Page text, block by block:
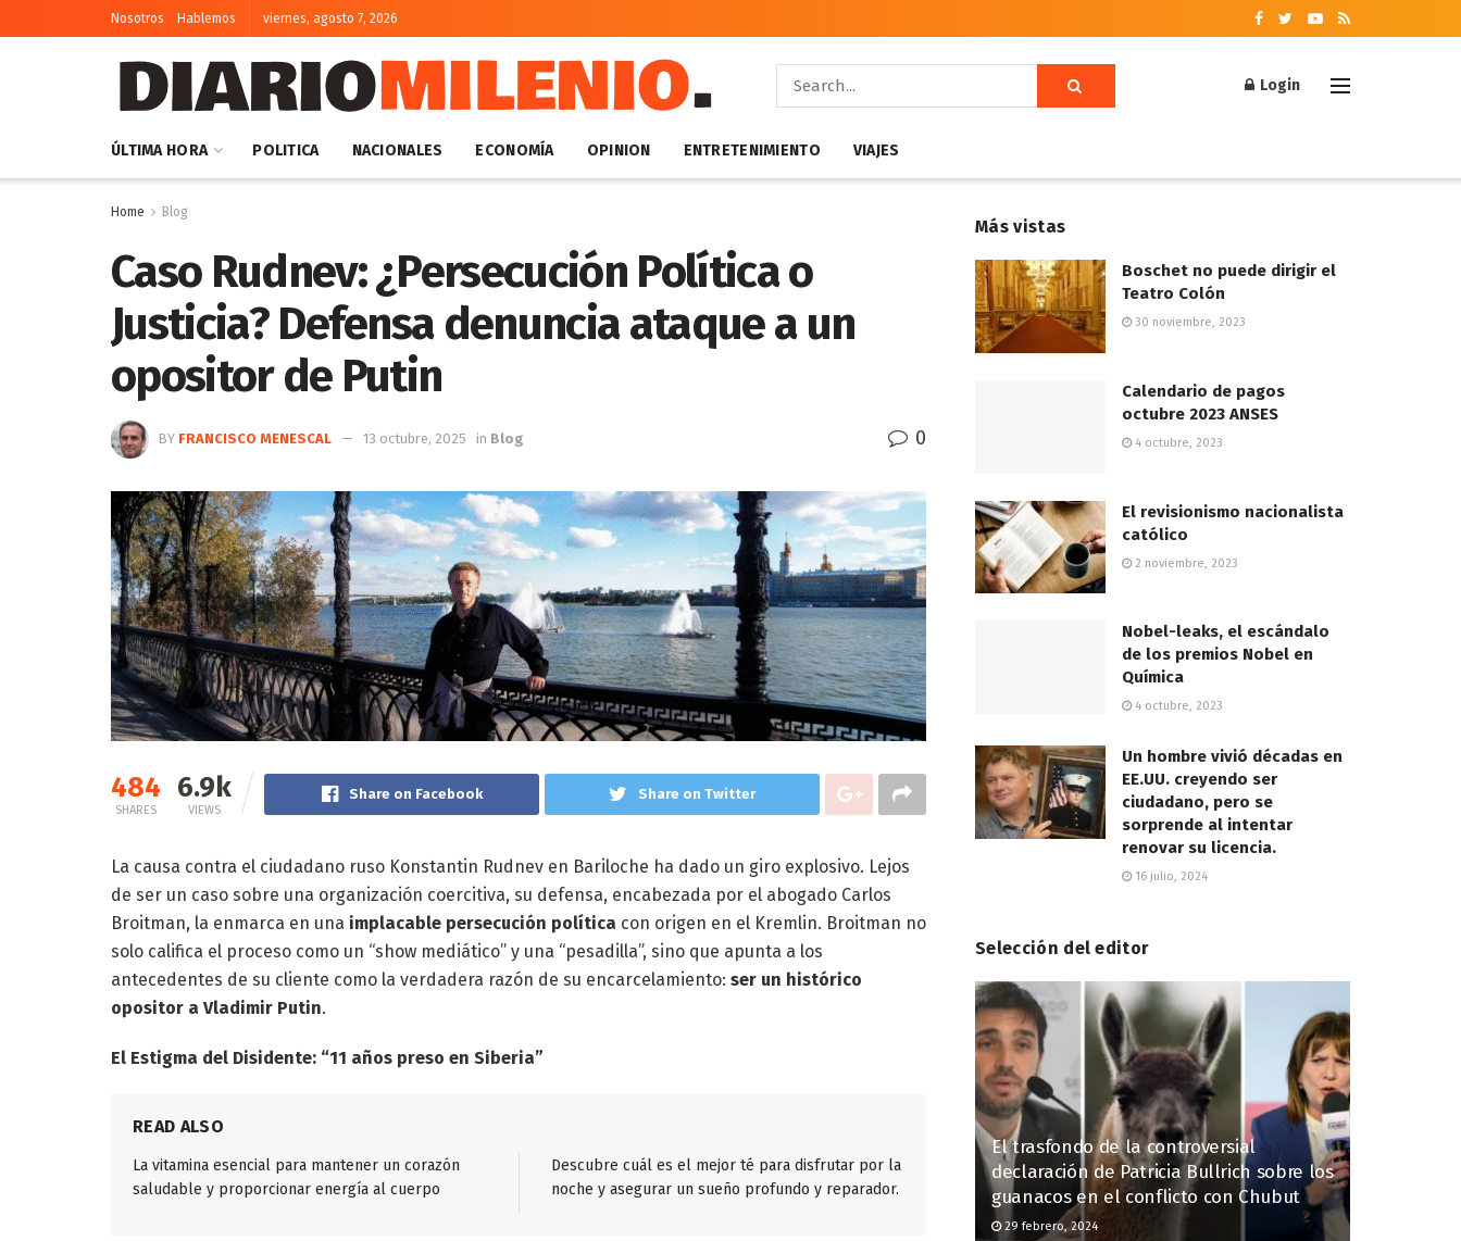
Nosotros Hablemos viernes, agosto 7, 2026
Login
ÚLTIMA HORA POLITICA NACIONALES ECONOMÍA OPINION ENTRETENIMIENTO VIAJES
Home Blog
Caso Rudnev: ¿Persecución Política o
Justicia? Defensa denuncia ataque a un
opositor de Putin
BY FRANCISCO MENESCAL 13 octubre, 2025 in Blog 0
484
SHARES
6.9k
VIEWS
Share on Facebook Share on Twitter
La causa contra el ciudadano ruso Konstantin Rudnev en Bariloche ha dado un giro explosivo. Lejos
de ser un caso sobre una organización coercitiva, su defensa, encabezada por el abogado Carlos
Broitman, la enmarca en una implacable persecución política con origen en el Kremlin. Broitman no
solo califica el proceso como un “show mediático” y una “pesadilla”, sino que apunta a los
antecedentes de su cliente como la verdadera razón de su encarcelamiento: ser un histórico
opositor a Vladimir Putin.
El Estigma del Disidente: “11 años preso en Siberia”
READ ALSO
La vitamina esencial para mantener un corazón
saludable y proporcionar energía al cuerpo
Descubre cuál es el mejor té para disfrutar por la
noche y asegurar un sueño profundo y reparador.
Más vistas
Boschet no puede dirigir el
Teatro Colón
30 noviembre, 2023
Calendario de pagos
octubre 2023 ANSES
4 octubre, 2023
El revisionismo nacionalista
católico
2 noviembre, 2023
Nobel-leaks, el escándalo
de los premios Nobel en
Química
4 octubre, 2023
Un hombre vivió décadas en
EE.UU. creyendo ser
ciudadano, pero se
sorprende al intentar
renovar su licencia.
16 julio, 2024
Selección del editor
El trasfondo de la controversial
declaración de Patricia Bullrich sobre los
guanacos en el conflicto con Chubut
29 febrero, 2024